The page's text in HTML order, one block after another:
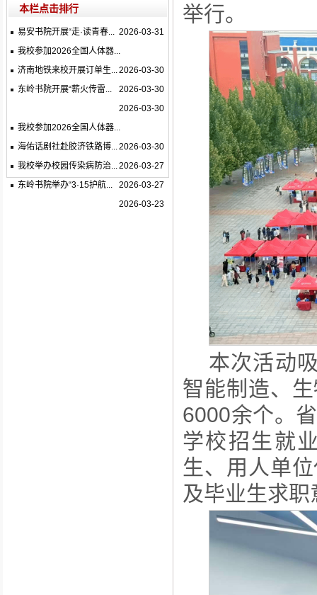
本栏点击排行
易安书院开展“走·读青春... 2026-03-31
我校参加2026全国人体器...
2026-03-30
济南地铁来校开展订单生...
2026-03-30
东岭书院开展“薪火传雷...
2026-03-30
我校参加2026全国人体器...
2026-03-30
海佑话剧社赴胶济铁路博...
2026-03-27
我校举办校园传染病防治...
2026-03-27
东岭书院举办“3·15护航...
2026-03-23
举行。
本次活动
智能制造、
6000余个。
学校招生就
生、用人单
及毕业生求